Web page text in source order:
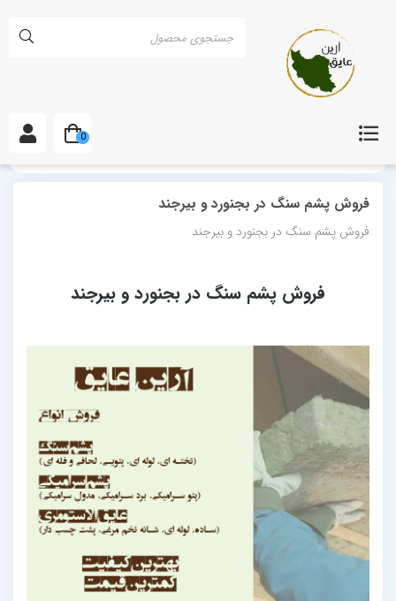
فروش پشم سنگ در بجنورد و بیرجند
فروش پشم سنگ در بجنورد و بیرجند
فروش پشم سنگ در بجنورد و بیرجند
0